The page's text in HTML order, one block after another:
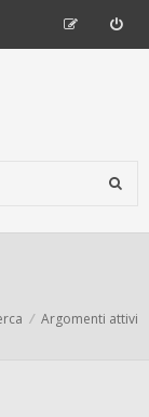
Argomenti attivi